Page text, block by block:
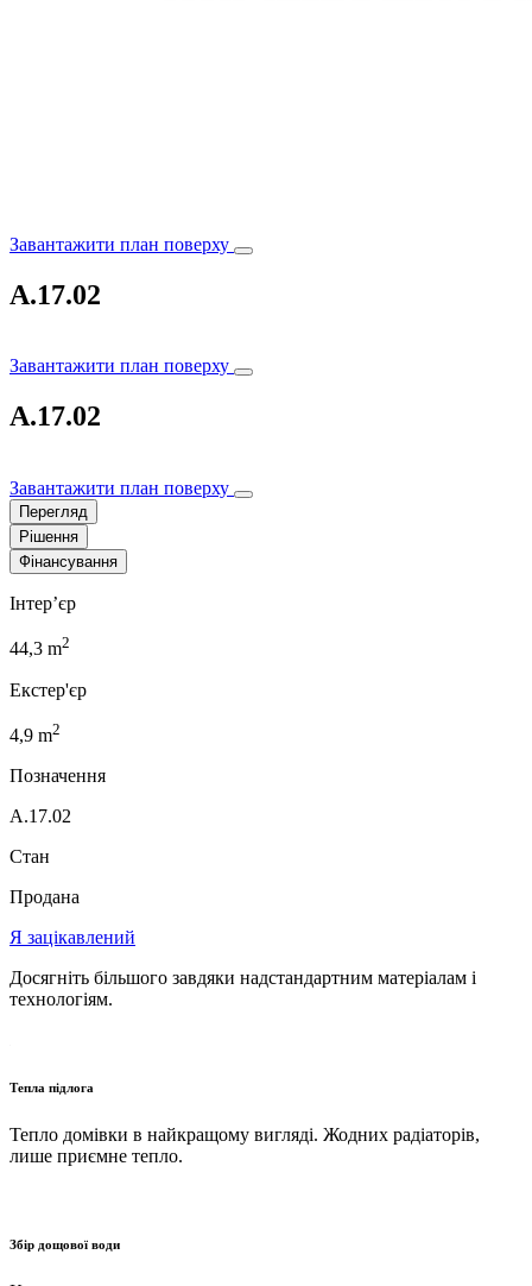
Завантажити план поверху
A.17.02
Завантажити план поверху
A.17.02
Завантажити план поверху
Перегляд
Рішення
Фінансування
Інтер’єр
44,3 m2
Екстер'єр
4,9 m2
Позначення
A.17.02
Стан
Продана
Я зацікавлений
Досягніть більшого завдяки надстандартним матеріалам і
технологіям.
Тепла підлога
Тепло домівки в найкращому вигляді. Жодних радіаторів,
лише приємне тепло.
Збір дощової води